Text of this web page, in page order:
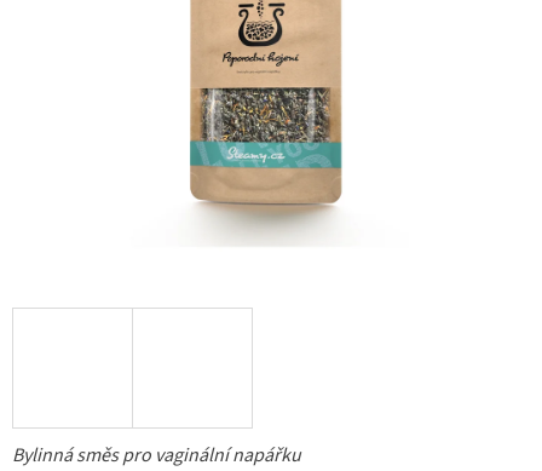
Bylinná směs pro vaginální napářku